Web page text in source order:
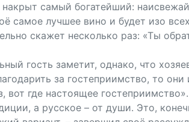
накрыт самый богатейший:
самое лучшее вино и будет изо
скажет несколько раз: «Ты
гость заметит, однако, что
за гостеприимство, то они
вот где настоящее гостеприимство».
а русское – от души. Это,